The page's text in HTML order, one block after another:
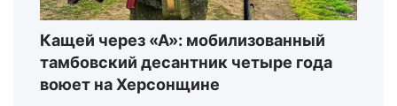
Кащей через «А»: мобилизованный
тамбовский десантник четыре года
воюет на Херсонщине